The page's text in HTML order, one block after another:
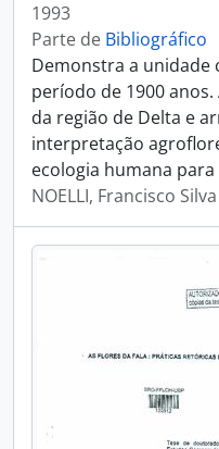
1993
Parte de Bibliográfico
Demonstra a
período de 1900
da região de Delta e
interpretação
ecologia humana
NOELLI, Francisco Silva